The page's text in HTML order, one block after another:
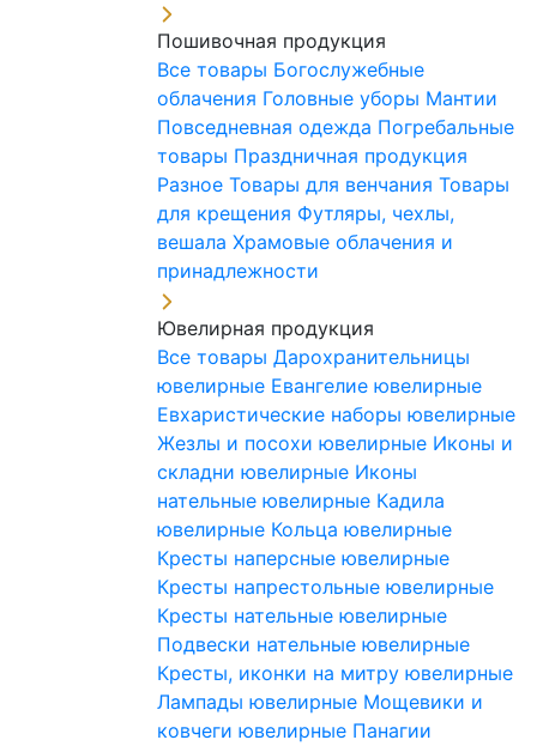
Пошивочная продукция
Все товары Богослужебные
облачения Головные уборы Мантии
Повседневная одежда Погребальные
товары Праздничная продукция
Разное Товары для венчания Товары
для крещения Футляры, чехлы,
вешала Храмовые облачения и
принадлежности
Ювелирная продукция
Все товары Дарохранительницы
ювелирные Евангелие ювелирные
Евхаристические наборы ювелирные
Жезлы и посохи ювелирные Иконы и
складни ювелирные Иконы
нательные ювелирные Кадила
ювелирные Кольца ювелирные
Кресты наперсные ювелирные
Кресты напрестольные ювелирные
Кресты нательные ювелирные
Подвески нательные ювелирные
Кресты, иконки на митру ювелирные
Лампады ювелирные Мощевики и
ковчеги ювелирные Панагии